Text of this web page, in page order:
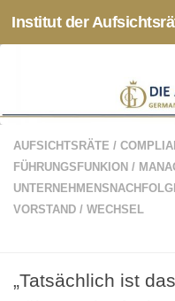
Zum Inhalt springen
Institut der
AUFSICHTSRÄTE /
FÜHRUNGSFUNKION /
VORSTAND / WECHSEL
„Tatsächlich ist